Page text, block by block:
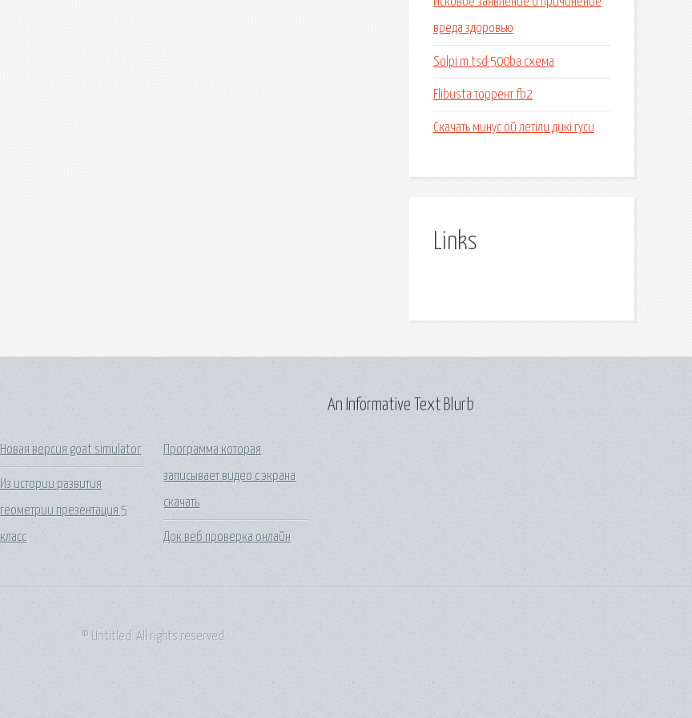
вреда здоровью
Solpi m tsd 500ba схема
Flibusta торрент fb2
Скачать минус ой летіли дикі гуси
Links
Новая версия goat simulator
Из истории развития
геометрии презентация 5
класс
Программа которая
записывает видео с экрана
скачать
Док веб проверка онлайн
An Informative Text Blurb
© Untitled. All rights reserved.